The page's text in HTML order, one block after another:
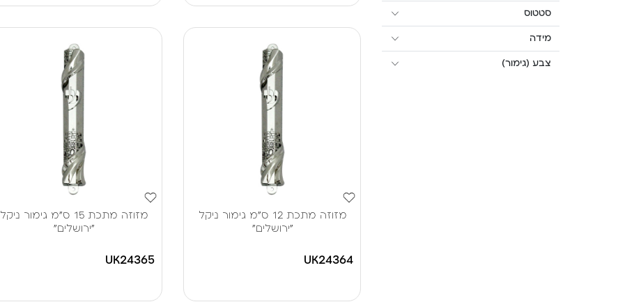
סטטוס
מידה
צבע (גימור)
מזוזה מתכת 12 ס"מ גימור ניקל
"ירושלים"
UK24364
מזוזה מתכת 15 ס"מ גימור ניקל
"ירושלים"
UK24365